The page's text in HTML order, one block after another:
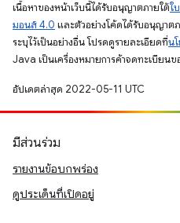
เนื้อหาของหน้าเว็บนี้ได้รับอนุญาตภายใต้ใ
มอนส์ 4.0 และตัวอย่างโค้ดได้รับอนุญาต
ระบุไว้เป็นอย่างอื่น โปรดดูรายละเอียดที่น
Java เป็นเครื่องหมายการค้าจดทะเบียน
อัปเดตล่าสุด 2022-05-11 UTC
มีส่วนร่วม
รายงานข้อบกพร่อง
ดูประเด็นที่เปิดอยู่